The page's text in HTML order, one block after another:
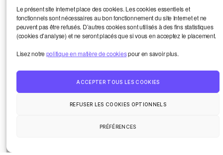
Le présent site internet place des cookies. Les cookies essentiels et
fonctionnels sont nécessaires au bon fonctionnement du site Internet et ne
peuvent pas être refusés. D’autres cookies sont utilisés à des fins statistiques
(cookies d’analyse) et ne seront placés que si vous en acceptez le placement.
Lisez notrepolitique en matière de cookiespour en savoir plus.
ACCEPTER TOUS LES COOKIES
REFUSER LES COOKIES OPTIONNELS
PRÉFÉRENCES
thématiques
Let’s coop! Résultats du vote, replay, images
Métiers de la bande dessinée: une aide concrète?
Candidatez!
Smart et moi